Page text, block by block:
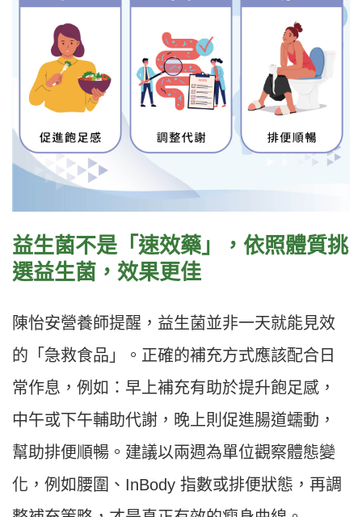
益生菌不是「速效藥」，依照體質挑
選益生菌，效果更佳
陳怡安營養師提醒，益生菌並非一天就能見效
的「急救食品」。正確的補充方式應該配合日
常作息，例如：早上補充有助於提升飽足感，
中午或下午輔助代謝，晚上則促進腸道蠕動，
幫助排便順暢。建議以兩週為單位觀察體態變
化，例如腰圍、InBody 指數或排便狀態，再調